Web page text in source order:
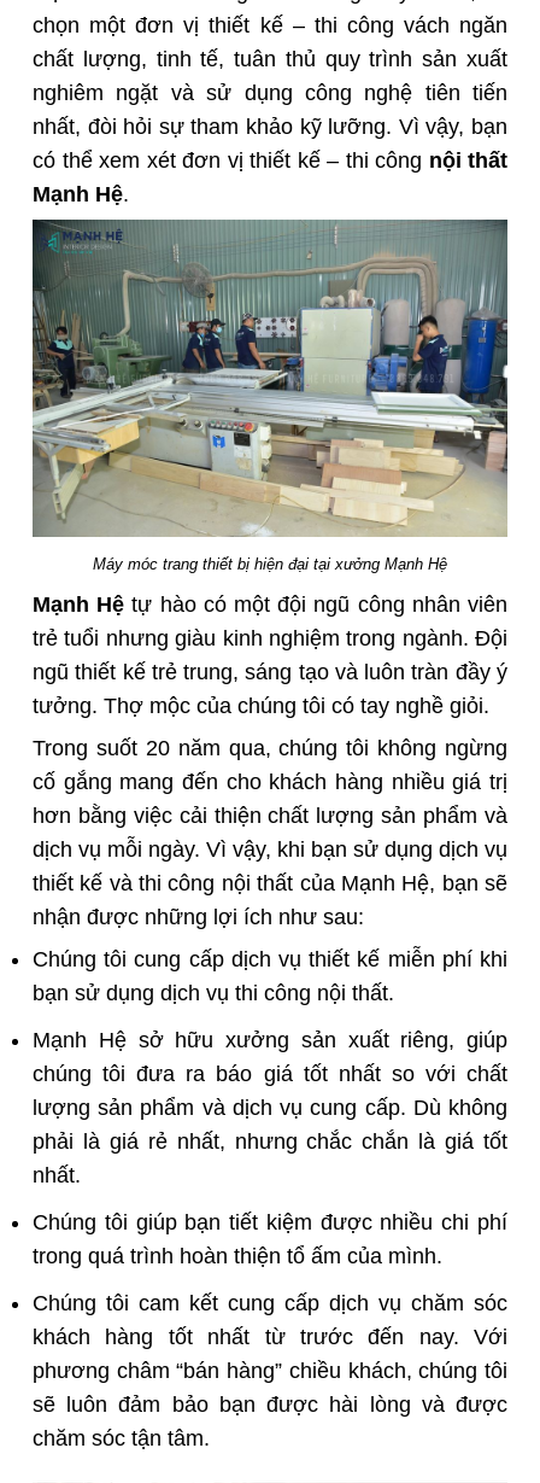
chọn một đơn vị thiết kế – thi công vách ngăn
chất lượng, tinh tế, tuân thủ quy trình sản xuất
nghiêm ngặt và sử dụng công nghệ tiên tiến
nhất, đòi hỏi sự tham khảo kỹ lưỡng. Vì vậy, bạn
có thể xem xét đơn vị thiết kế – thi công nội thất
Mạnh Hệ.
Máy móc trang thiết bị hiện đại tại xưởng Mạnh Hệ
Mạnh Hệ tự hào có một đội ngũ công nhân viên
trẻ tuổi nhưng giàu kinh nghiệm trong ngành. Đội
ngũ thiết kế trẻ trung, sáng tạo và luôn tràn đầy ý
tưởng. Thợ mộc của chúng tôi có tay nghề giỏi.
Trong suốt 20 năm qua, chúng tôi không ngừng
cố gắng mang đến cho khách hàng nhiều giá trị
hơn bằng việc cải thiện chất lượng sản phẩm và
dịch vụ mỗi ngày. Vì vậy, khi bạn sử dụng dịch vụ
thiết kế và thi công nội thất của Mạnh Hệ, bạn sẽ
nhận được những lợi ích như sau:
Chúng tôi cung cấp dịch vụ thiết kế miễn phí khi
bạn sử dụng dịch vụ thi công nội thất.
Mạnh Hệ sở hữu xưởng sản xuất riêng, giúp
chúng tôi đưa ra báo giá tốt nhất so với chất
lượng sản phẩm và dịch vụ cung cấp. Dù không
phải là giá rẻ nhất, nhưng chắc chắn là giá tốt
nhất.
Chúng tôi giúp bạn tiết kiệm được nhiều chi phí
trong quá trình hoàn thiện tổ ấm của mình.
Chúng tôi cam kết cung cấp dịch vụ chăm sóc
khách hàng tốt nhất từ trước đến nay. Với
phương châm “bán hàng” chiều khách, chúng tôi
sẽ luôn đảm bảo bạn được hài lòng và được
chăm sóc tận tâm.